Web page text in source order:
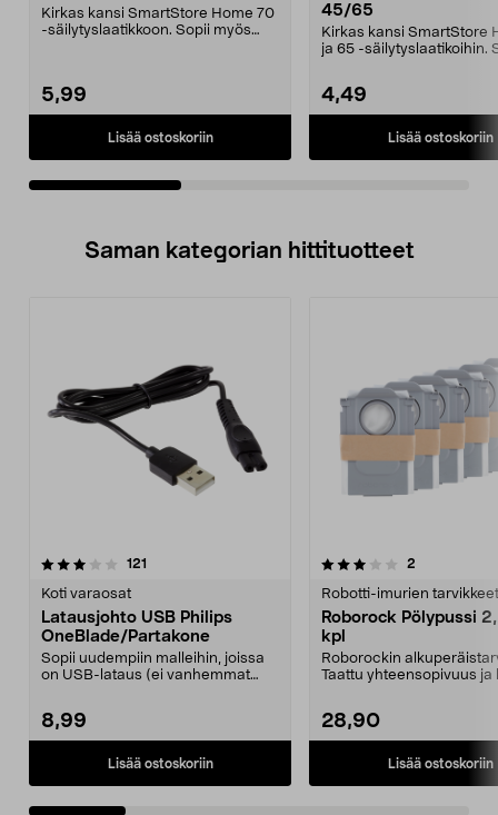
Kirkas kansi SmartStore Home 70
-säilytyslaatikkoon. Sopii myös
5,99
Lisää ostoskoriin
45/65
Kirkas kansi SmartStore
ja 65 -säilytyslaatikoihin.
4,49
Lisää ostoskoriin
Saman kategorian hittituotteet
121
Koti varaosat
Latausjohto USB Philips
OneBlade/Partakone
Sopii uudempiin malleihin, joissa
on USB-lataus (ei vanhemmat
8,99
Lisää ostoskoriin
3.0 viidestä
2
Robotti-imurien tarvikkeet
Roborock Pölypussi
kpl
Roborockin
Taattu yhteensopivuus ja
28,90
Lisää ostoskoriin
5.0 viidestä